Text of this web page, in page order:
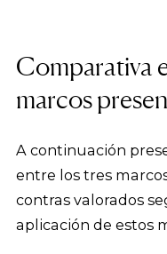
Comparativa
marcos
A continuación
entre los tres
contras valorados
aplicación de estos